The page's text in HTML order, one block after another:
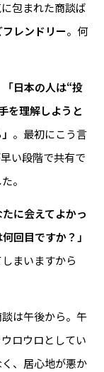
包まれた商談ば
レンドリー。何
「日本の人は“投
を理解しようと
。最初にこう言
い段階で共有で
。
たに会えてよかっ
回目ですか？」
まいますから
は午後から。午
ロウロとしてい
、居心地が悪か